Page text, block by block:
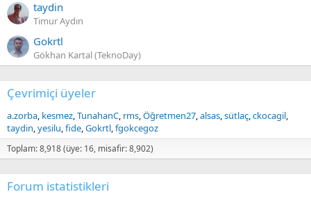
taydin
Timur Aydın
Gokrtl
Gökhan Kartal (TeknoDay)
Çevrimiçi üyeler
a.zorba kesmez TunahanC rms Öğretmen27 alsas sütlaç ckocagil
taydin yesilu fide Gokrtl fgokcegoz
Toplam: 8,918 (üye: 16, misafir: 8,902)
Forum istatistikleri